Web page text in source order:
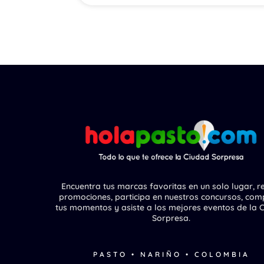
Encuentra tus marcas favoritas en un solo lugar,
promociones, participa en nuestros concursos,
tus momentos y asiste a los mejores eventos de la
Sorpresa.
PASTO • NARIÑO • COLOMBIA